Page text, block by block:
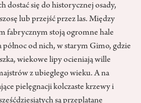
dostać się do historycznej osady,
lub przejść przez las. Między
fabrycznym stoją ogromne hale
północ od nich, w starym Gimo, gdzie
wiekowe lipy ocieniają wille
z ubiegłego wieku. A na
pielęgnacji kolczaste krzewy i
są przeplatane